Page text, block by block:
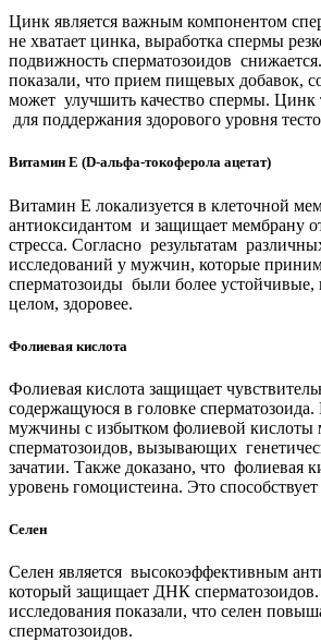
Цинк является важным компонентом
не хватает цинка, выработка спермы
подвижность сперматозоидов
показали, что прием пищевых добавок,
может улучшить качество спермы. Цинк
для поддержания здорового уровня
Витамин Е (D-альфа-токоферола ацетат)
Витамин Е локализуется в клеточной
антиоксидантом и защищает мембрану
стресса. Согласно результатам
исследований у мужчин, которые
сперматозоиды были более
целом, здоровее.
Фолиевая кислота
Фолиевая кислота защищает
содержащуюся в головке сперматозоида.
мужчины с избытком фолиевой кислоты
сперматозоидов, вызывающих
зачатии. Также доказано, что фолиевая
уровень гомоцистеина. Это
Селен
Селен является высокоэффективным
который защищает ДНК
исследования показали, что селен
сперматозоидов.